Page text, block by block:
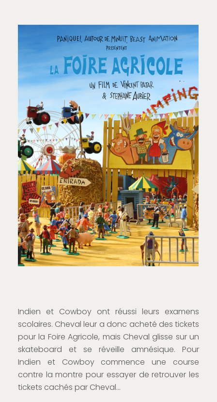
Indien et Cowboy ont réussi leurs examens
scolaires. Cheval leur a donc acheté des tickets
pour la Foire Agricole, mais Cheval glisse sur un
skateboard et se réveille amnésique. Pour
Indien et Cowboy commence une course
contre la montre pour essayer de retrouver les
tickets cachés par Cheval…